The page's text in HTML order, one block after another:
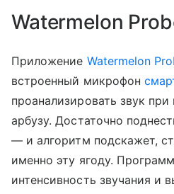
Watermelon
Приложение Watermelon
встроенный микрофон
проанализировать звук
арбузу. Достаточно
— и алгоритм подскажет,
именно эту ягоду.
интенсивность звучания и